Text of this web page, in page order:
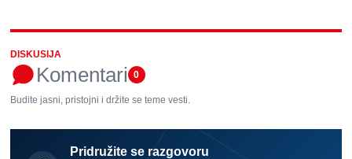
DISKUSIJA
Komentari 0
Budite jasni, pristojni i držite se teme vesti.
Pridružite se razgovoru